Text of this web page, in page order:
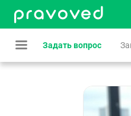
Задать вопрос